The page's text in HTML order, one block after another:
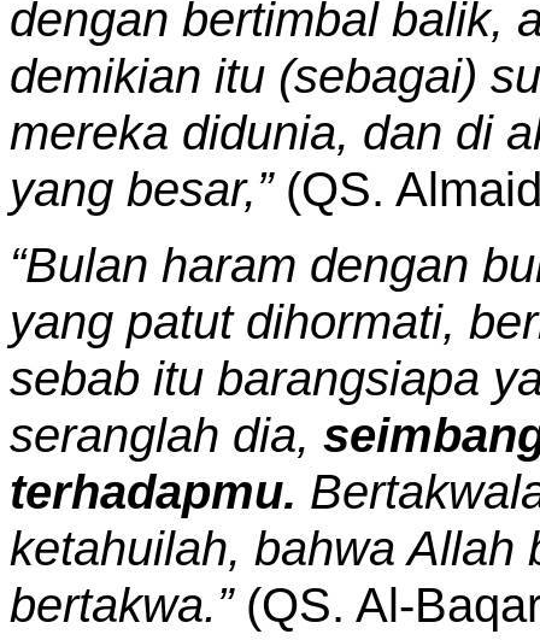
dengan bertimbal balik,
demikian itu (sebagai)
mereka didunia, dan di
yang besar,”(QS.
“Bulan haram dengan
yang patut dihormati,
sebab itu barangsiapa
seranglah dia,
terhadapmu.
ketahuilah, bahwa Allah
bertakwa.”(QS. Al-